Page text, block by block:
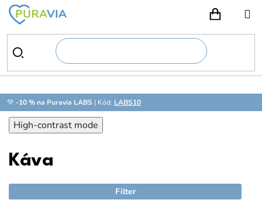
Prejsť
obsah
💚 -10 % na Puravia LABS | Kód: LABS10
High-contrast mode
Káva
Filter